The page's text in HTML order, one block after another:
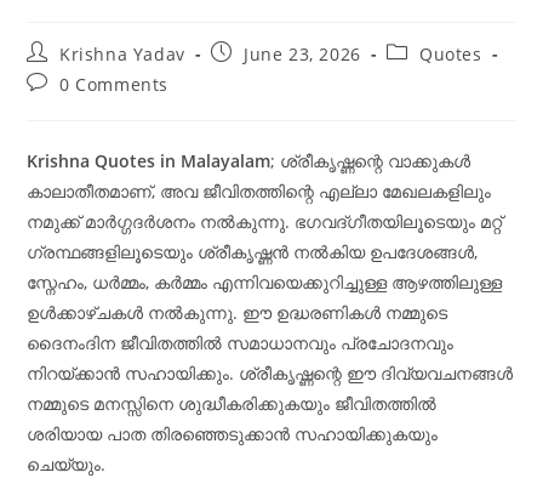
Post
author:
Krishna Yadav
PostJune 23, 2026
PostQuotes
Post0 Comments
Krishna Quotes in Malayalam; ശ്രീകൃഷ്ണന്റെ വാക്കുകൾ
കാലാതീതമാണ്, അവ ജീവിതത്തിന്റെ എല്ലാ മേഖലകളിലും
നമുക്ക് മാർഗ്ഗദർശനം നൽകുന്നു. ഭഗവദ്ഗീതയിലൂടെയും മറ്റ്
ഗ്രന്ഥങ്ങളിലൂടെയും ശ്രീകൃഷ്ണൻ നൽകിയ ഉപദേശങ്ങൾ,
സ്നേഹം, ധർമ്മം, കർമ്മം എന്നിവയെക്കുറിച്ചുള്ള ആഴത്തിലുള്ള
ഉൾക്കാഴ്ചകൾ നൽകുന്നു. ഈ ഉദ്ധരണികൾ നമ്മുടെ
ദൈനംദിന ജീവിതത്തിൽ സമാധാനവും പ്രചോദനവും
നിറയ്ക്കാൻ സഹായിക്കും. ശ്രീകൃഷ്ണന്റെ ഈ ദിവ്യവചനങ്ങൾ
നമ്മുടെ മനസ്സിനെ ശുദ്ധീകരിക്കുകയും ജീവിതത്തിൽ
ശരിയായ പാത തിരഞ്ഞെടുക്കാൻ സഹായിക്കുകയും
ചെയ്യും.